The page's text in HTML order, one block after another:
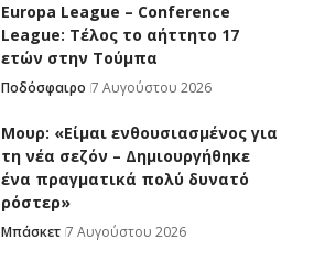
Europa League – Conference
League: Τέλος το αήττητο 17
ετών στην Τούμπα
Ποδόσφαιρο 7 Αυγούστου 2026
Μουρ: «Είμαι ενθουσιασμένος για
τη νέα σεζόν – Δημιουργήθηκε
ένα πραγματικά πολύ δυνατό
ρόστερ»
Μπάσκετ 7 Αυγούστου 2026